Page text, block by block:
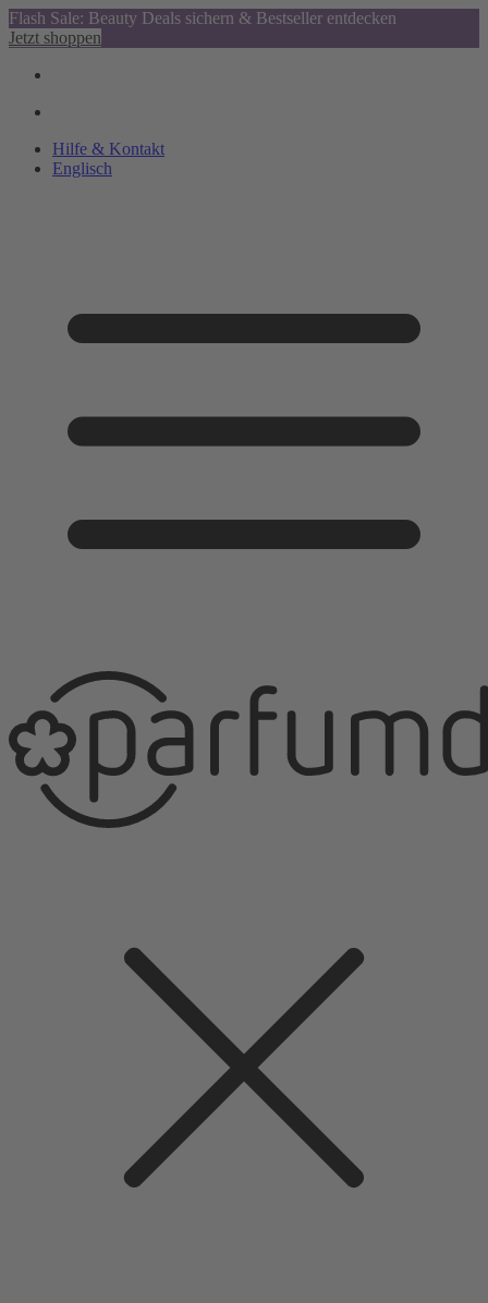
Flash Sale: Beauty Deals sichern & Bestseller entdecken
Jetzt shoppen
Hilfe & Kontakt
Englisch